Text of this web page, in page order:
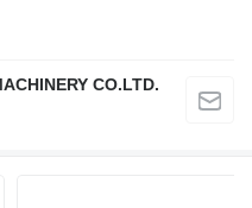
CO.LTD.